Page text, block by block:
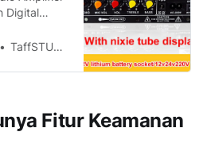
Digital
Papan
murah,
TaffSTUDIO
Fitur Keamanan